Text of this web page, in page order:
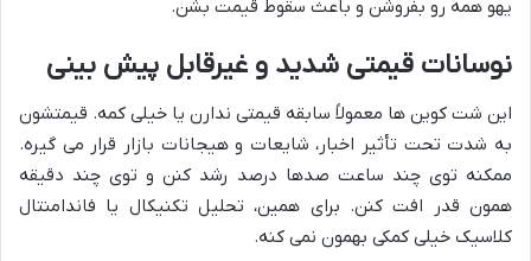
یهو همه رو بفروشن و باعث سقوط قیمت بشن.
نوسانات قیمتی شدید و غیرقابل پیش بینی
این شت کوین ها معمولاً سابقه قیمتی ندارن یا خیلی کمه. قیمتشون
به شدت تحت تأثیر اخبار، شایعات و هیجانات بازار قرار می گیره.
ممکنه توی چند ساعت صدها درصد رشد کنن و توی چند دقیقه
همون قدر افت کنن. برای همین، تحلیل تکنیکال یا فاندامنتال
کلاسیک خیلی کمکی بهمون نمی کنه.